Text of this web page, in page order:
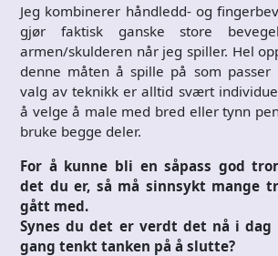
Jeg kombinerer håndledd- og
gjør faktisk ganske store
armen/skulderen når jeg spiller. Hel
denne måten å spille på som
valg av teknikk er alltid svært
å velge å male med bred eller tynn
bruke begge deler.
For å kunne bli en såpass god
det du er, så må sinnsykt mange
gått med.
Synes du det er verdt det nå i dag
gang tenkt tanken på å slutte?